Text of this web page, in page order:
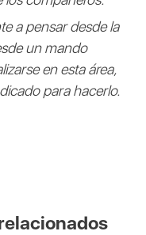
a pensar desde la
un mando
en esta área,
para hacerlo.